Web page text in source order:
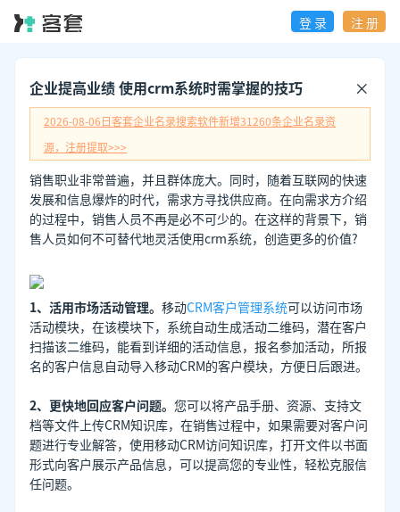
登 录 注 册
企业提高业绩 使用crm系统时需掌握的技巧
2026-08-06日客套企业名录搜索软件新增31260条企业名录资
源，注册提取>>>
销售职业非常普遍，并且群体庞大。同时，随着互联网的快速
发展和信息爆炸的时代，需求方寻找供应商。在向需求方介绍
的过程中，销售人员不再是必不可少的。在这样的背景下，销
售人员如何不可替代地灵活使用crm系统，创造更多的价值?
1、活用市场活动管理。 移动CRM客户管理系统可以访问市场
活动模块，在该模块下，系统自动生成活动二维码，潜在客户
扫描该二维码，能看到详细的活动信息，报名参加活动，所报
名的客户信息自动导入移动CRM的客户模块，方便日后跟进。
2、更快地回应客户问题。 您可以将产品手册、资源、支持文
档等文件上传CRM知识库，在销售过程中，如果需要对客户问
题进行专业解答，使用移动CRM访问知识库，打开文件以书面
形式向客户展示产品信息，可以提高您的专业性，轻松克服信
任问题。